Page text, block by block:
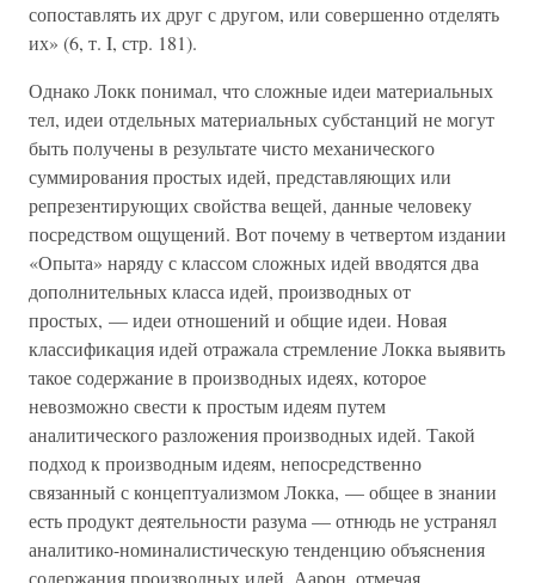
сопоставлять их друг с другом, или совершенно отделять
их» (6, т. I, стр. 181).
Однако Локк понимал, что сложные идеи материальных
тел, идеи отдельных материальных субстанций не могут
быть получены в результате чисто механического
суммирования простых идей, представляющих или
репрезентирующих свойства вещей, данные человеку
посредством ощущений. Вот почему в четвертом издании
«Опыта» наряду с классом сложных идей вводятся два
дополнительных класса идей, производных от
простых, — идеи отношений и общие идеи. Новая
классификация идей отражала стремление Локка выявить
такое содержание в производных идеях, которое
невозможно свести к простым идеям путем
аналитического разложения производных идей. Такой
подход к производным идеям, непосредственно
связанный с концептуализмом Локка, — общее в знании
есть продукт деятельности разума — отнюдь не устранял
аналитико-номиналистическую тенденцию объяснения
содержания производных идей. Аарон, отмечая